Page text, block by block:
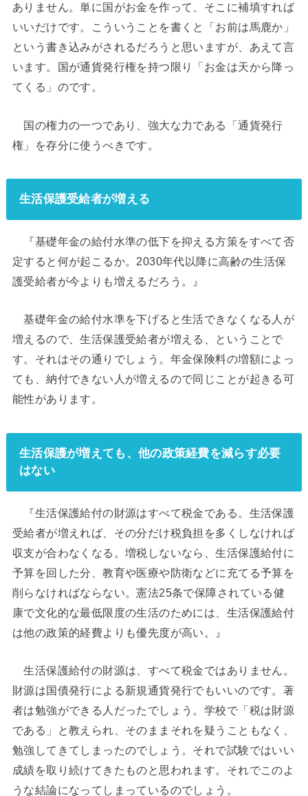
ありません。単に国がお金を作って、そこに補填すれば
いいだけです。こういうことを書くと「お前は馬鹿か」
という書き込みがされるだろうと思いますが、あえて言
います。国が通貨発行権を持つ限り「お金は天から降っ
てくる」のです。
国の権力の一つであり、強大な力である「通貨発行
権」を存分に使うべきです。
生活保護受給者が増える
『基礎年金の給付水準の低下を抑える方策をすべて否
定すると何が起こるか。2030年代以降に高齢の生活保
護受給者が今よりも増えるだろう。』
基礎年金の給付水準を下げると生活できなくなる人が
増えるので、生活保護受給者が増える、ということで
す。それはその通りでしょう。年金保険料の増額によっ
ても、納付できない人が増えるので同じことが起きる可
能性があります。
生活保護が増えても、他の政策経費を減らす必要
はない
『生活保護給付の財源はすべて税金である。生活保護
受給者が増えれば、その分だけ税負担を多くしなければ
収支が合わなくなる。増税しないなら、生活保護給付に
予算を回した分、教育や医療や防衛などに充てる予算を
削らなければならない。憲法25条で保障されている健
康で文化的な最低限度の生活のためには、生活保護給付
は他の政策的経費よりも優先度が高い。』
生活保護給付の財源は、すべて税金ではありません。
財源は国債発行による新規通貨発行でもいいのです。著
者は勉強ができる人だったでしょう。学校で「税は財源
である」と教えられ、そのままそれを疑うこともなく、
勉強してきてしまったのでしょう。それで試験ではいい
成績を取り続けてきたものと思われます。それでこのよ
うな結論になってしまっているのでしょう。